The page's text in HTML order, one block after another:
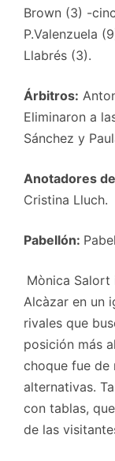
Brown (3) -
P.Valenzuela
Llabrés (3).
Árbitros:
Eliminaron a
Sánchez y
Anotadores
Cristina Lluch.
Pabellón:
Mònica Salort
Alcàzar en un
rivales que
posición más
choque fue de
alternativas.
con tablas,
de las